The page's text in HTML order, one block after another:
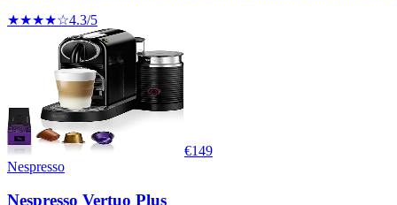
★★★★☆4.3/5
€149
Nespresso
Nespresso Vertuo Plus